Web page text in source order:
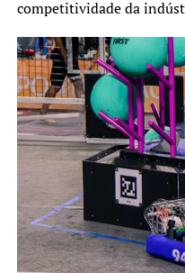
competitividade da